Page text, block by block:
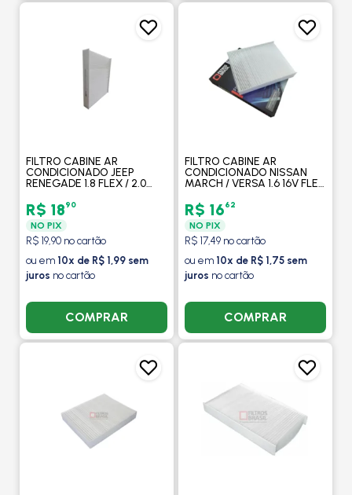
FILTRO CABINE AR
CONDICIONADO JEEP
RENEGADE 1.8 FLEX / 2.0
DIANTE / COMPASS 2.0
2017 EM DIANTE - FILTROS
BRASIL
R$ 1890
NO PIX
R$ 19,90 no cartão
ou em 10x de R$ 1,99 sem
juros no cartão
COMPRAR
FILTRO CABINE AR
CONDICIONADO NISSAN
MARCH / VERSA 1.6 16V FLEX
BRASIL
R$ 1662
NO PIX
R$ 17,49 no cartão
ou em 10x de R$ 1,75 sem
juros no cartão
COMPRAR